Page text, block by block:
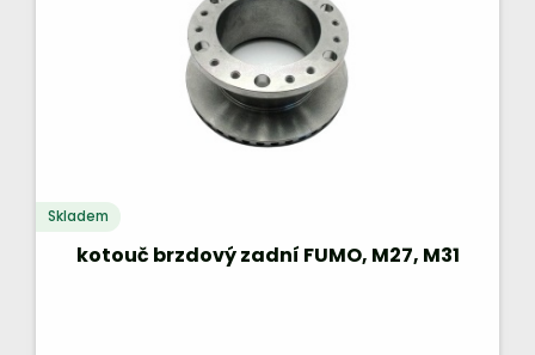
Skladem
kotouč brzdový zadní FUMO, M27, M31